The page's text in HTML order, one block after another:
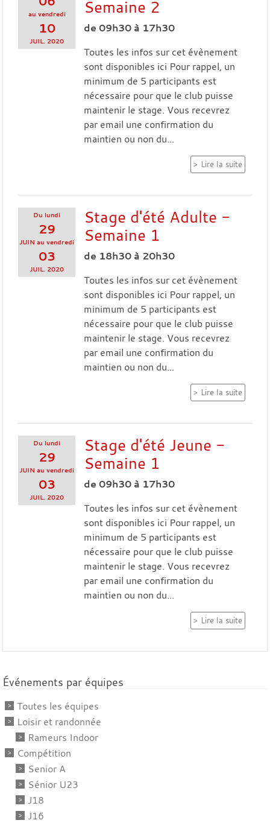
au vendredi
10
JUIL. 2020
Semaine 2
de 09h30 à 17h30
Toutes les infos sur cet évènement
sont disponibles ici Pour rappel, un
minimum de 5 participants est
nécessaire pour que le club puisse
maintenir le stage. Vous recevrez
par email une confirmation du
maintien ou non du...
Lire la suite
Du lundi
29
JUIN auvendredi
03
JUIL. 2020
Stage d'été Adulte -
Semaine 1
de 18h30 à 20h30
Toutes les infos sur cet évènement
sont disponibles ici Pour rappel, un
minimum de 5 participants est
nécessaire pour que le club puisse
maintenir le stage. Vous recevrez
par email une confirmation du
maintien ou non du...
Lire la suite
Du lundi
29
JUIN auvendredi
03
JUIL. 2020
Stage d'été Jeune -
Semaine 1
de 09h30 à 17h30
Toutes les infos sur cet évènement
sont disponibles ici Pour rappel, un
minimum de 5 participants est
nécessaire pour que le club puisse
maintenir le stage. Vous recevrez
par email une confirmation du
maintien ou non du...
Lire la suite
Événements par équipes
Toutes les équipes
Loisir et randonnée
Rameurs Indoor
Compétition
Senior A
Sénior U23
J18
J16